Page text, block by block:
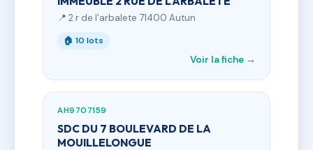
📍 2 r de l'arbalete 71400 Autun
🏠 10 lots
Voir la fiche →
AH9707159
SDC DU 7 BOULEVARD DE LA
MOUILLELONGUE